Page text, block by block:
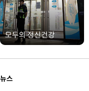
모두의 정신건강
뉴스